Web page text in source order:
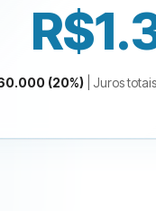
(20%)| Juros totais